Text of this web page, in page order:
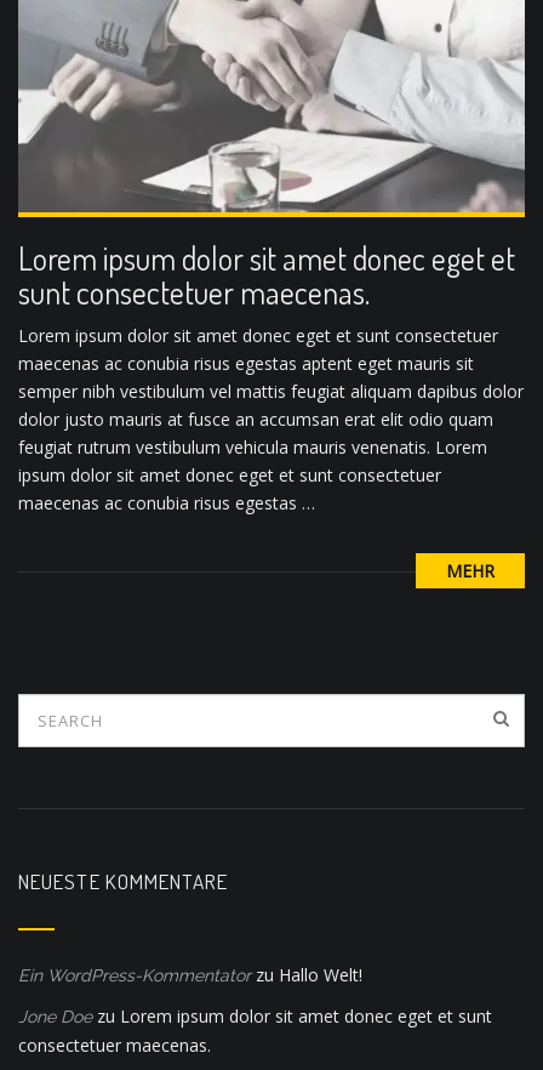
Lorem ipsum dolor sit amet donec eget et
sunt consectetuer maecenas.
Lorem ipsum dolor sit amet donec eget et sunt consectetuer
maecenas ac conubia risus egestas aptent eget mauris sit
semper nibh vestibulum vel mattis feugiat aliquam dapibus dolor
dolor justo mauris at fusce an accumsan erat elit odio quam
feugiat rutrum vestibulum vehicula mauris venenatis. Lorem
ipsum dolor sit amet donec eget et sunt consectetuer
maecenas ac conubia risus egestas …
MEHR
NEUESTE KOMMENTARE
Ein WordPress-Kommentatorzu Hallo Welt!
Jone Doezu Lorem ipsum dolor sit amet donec eget et sunt
consectetuer maecenas.